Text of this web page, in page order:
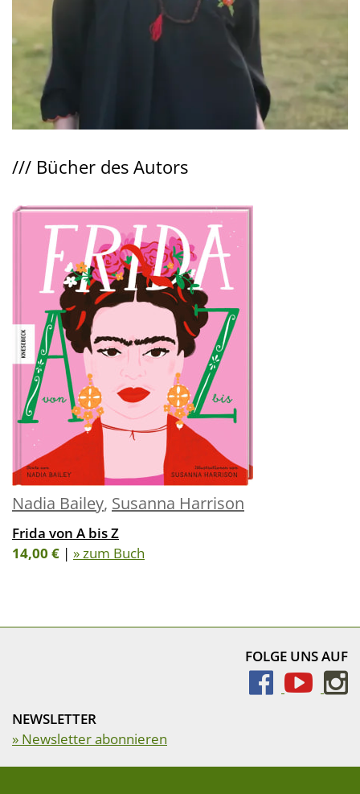
/// Bücher des Autors
Nadia Bailey, Susanna Harrison
Frida von A bis Z
14,00 € | » zum Buch
FOLGE UNS AUF
NEWSLETTER
» Newsletter abonnieren